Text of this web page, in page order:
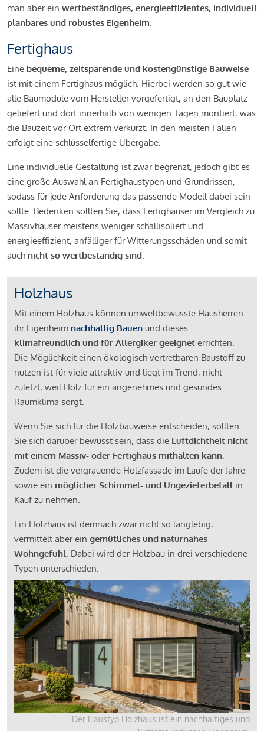
man aber ein wertbeständiges, energieeffizientes, individuell
planbares und robustes Eigenheim
Fertighaus
Eine bequeme, zeitsparende und kostengünstige Bauweise
ist mit einem Fertighaus möglich. Hierbei werden so gut wie
alle Baumodule vom Hersteller vorgefertigt, an den Bauplatz
geliefert und dort innerhalb von wenigen Tagen montiert, was
die Bauzeit vor Ort extrem verkürzt. In den meisten Fällen
erfolgt eine schlüsselfertige Übergabe.
Eine individuelle Gestaltung ist zwar begrenzt, jedoch gibt es
eine große Auswahl an Fertighaustypen und Grundrissen,
sodass für jede Anforderung das passende Modell dabei sein
sollte. Bedenken sollten Sie, dass Fertighäuser im Vergleich zu
Massivhäuser meistens weniger schallisoliert und
energieeffizient, anfälliger für Witterungsschäden und somit
auch nicht so wertbeständig sind
Holzhaus
Mit einem Holzhaus können umweltbewusste Hausherren
ihr Eigenheim nachhaltig Bauen und dieses
klimafreundlich und für Allergiker geeignet errichten.
Die Möglichkeit einen ökologisch vertretbaren Baustoff zu
nutzen ist für viele attraktiv und liegt im Trend, nicht
zuletzt, weil Holz für ein angenehmes und gesundes
Raumklima sorgt.
Wenn Sie sich für die Holzbauweise entscheiden, sollten
Sie sich darüber bewusst sein, dass die Luftdichtheit nicht
mit einem Massiv- oder Fertighaus mithalten kann
Zudem ist die vergrauende Holzfassade im Laufe der Jahre
sowie ein möglicher Schimmel- und Ungezieferbefall in
Kauf zu nehmen.
Ein Holzhaus ist demnach zwar nicht so langlebig,
vermittelt aber ein gemütliches und naturnahes
Wohngefühl . Dabei wird der Holzbau in drei verschiedene
Typen unterschieden:
Der Haustyp Holzhaus ist ein nachhaltiges und